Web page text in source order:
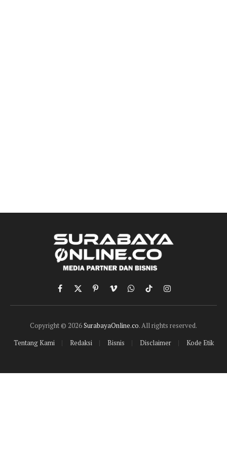
Facebook
X
(Twitter)
PinterestVimeoWhatsApp
TikTokInstagram
Copyright © 2026SurabayaOnline.co. All rights reserved.
Tentang Kami
Redaksi Bisnis Disclaimer Kode Etik